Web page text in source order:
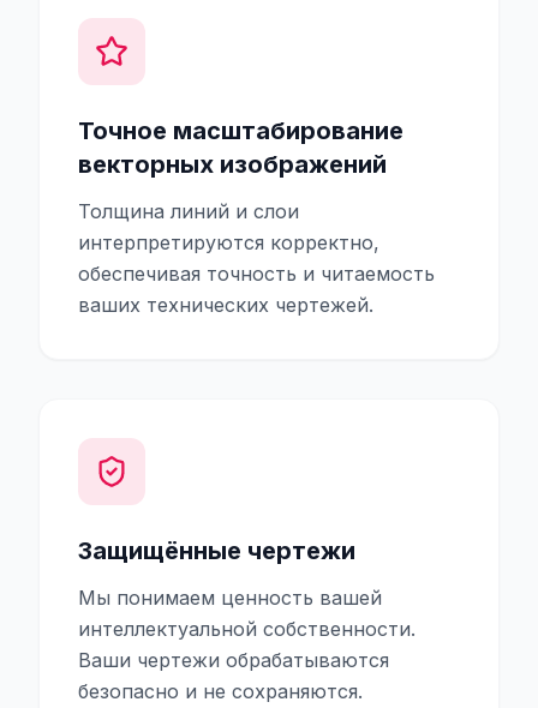
Точное масштабирование
векторных изображений
Толщина линий и слои
интерпретируются корректно,
обеспечивая точность и читаемость
ваших технических чертежей.
Защищённые чертежи
Мы понимаем ценность вашей
интеллектуальной собственности.
Ваши чертежи обрабатываются
безопасно и не сохраняются.